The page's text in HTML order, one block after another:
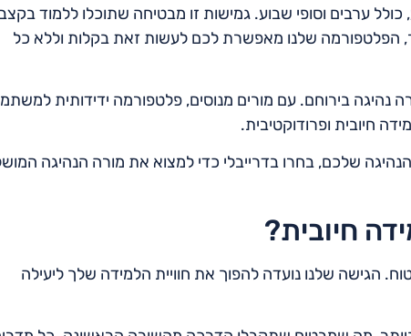
ערבים וסופי שבוע. גמישות זו מבטיחה שתוכלו ללמוד בקצב
הפלטפורמה שלנו מאפשרת לכם לעשות זאת בקלות וללא כל
נהיגה בירוחם. עם מורים מנוסים, פלטפורמה ידידותית
חיובית ופרודוקטיבית.
שלכם, בחרו בדרייבלי כדי למצוא את מורה הנהיגה
חיובית?
הגישה שלנו נועדה להפוך את חוויית הלמידה שלך ליעילה